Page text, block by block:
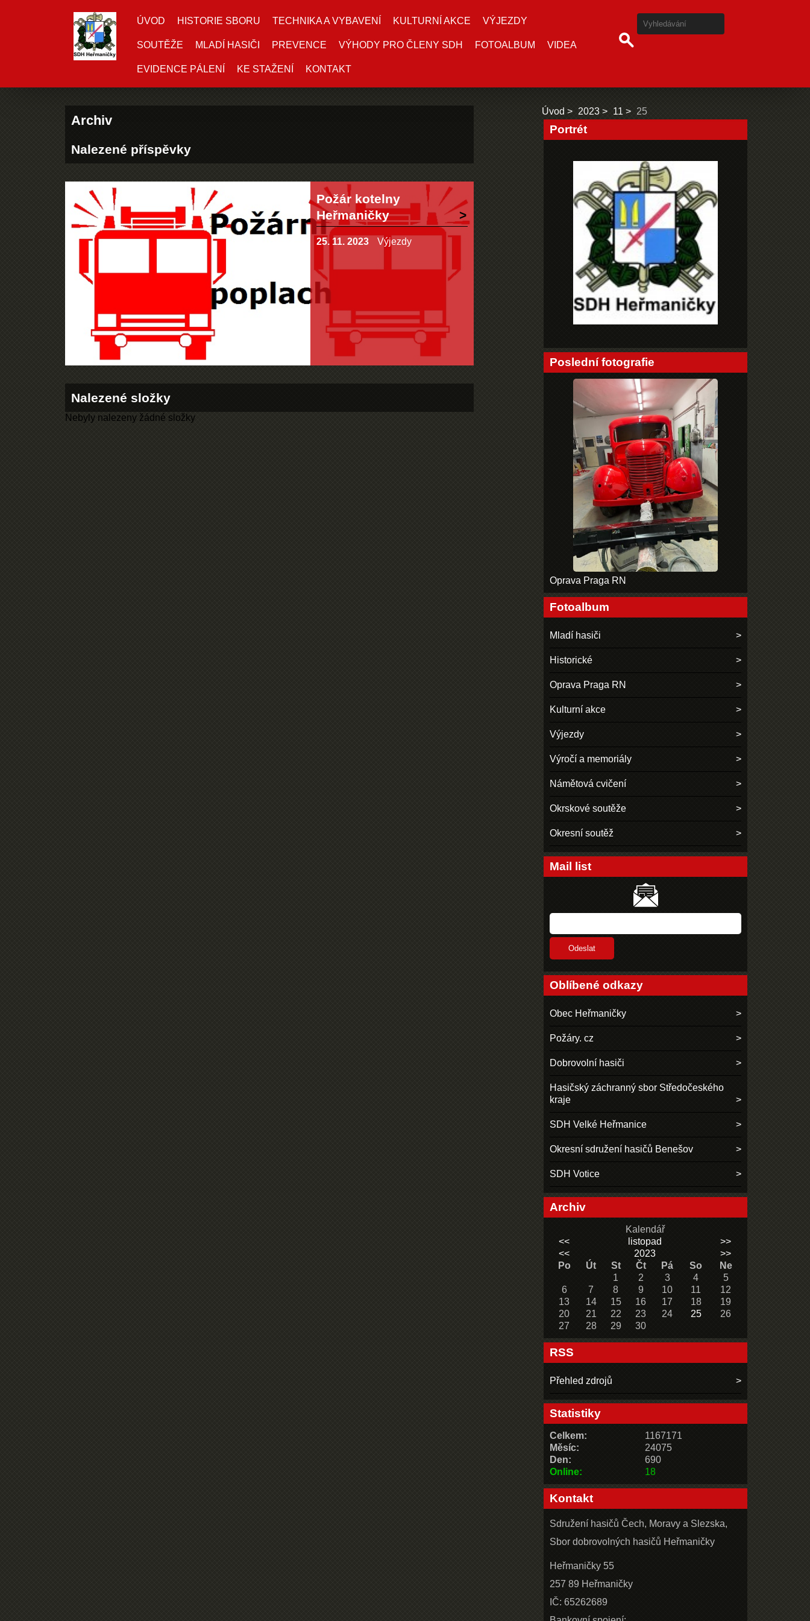
ÚVOD HISTORIE SBORU TECHNIKA A VYBAVENÍ KULTURNÍ AKCE VÝJEZDY
SOUTĚŽE MLADÍ HASIČI PREVENCE VÝHODY PRO ČLENY SDH FOTOALBUM VIDEA
EVIDENCE PÁLENÍ KE STAŽENÍ KONTAKT
Archiv
Nalezené příspěvky
Požár kotelny
Heřmaničky
25. 11. 2023 Výjezdy
Nalezené složky
Nebyly nalezeny žádné složky
Úvod 2023 11 25
Portrét
Poslední fotografie
Oprava Praga RN
Fotoalbum
Mladí hasiči
Historické
Oprava Praga RN
Kulturní akce
Výjezdy
Výročí a memoriály
Námětová cvičení
Okrskové soutěže
Okresní soutěž
Mail list
Oblíbené odkazy
Obec Heřmaničky
Požáry. cz
Dobrovolní hasiči
Hasičský záchranný sbor Středočeského
kraje
SDH Velké Heřmanice
Okresní sdružení hasičů Benešov
SDH Votice
Archiv
Kalendář
<<
listopad
>>
<<
2023
>>
Po
Út St Čt Pá So
Ne
1
2 3 4
5
6
7 8 9 10 11
12
13
14 15 16 17 18
19
20
21 22 23 24 25
26
27
28 29 30
RSS
Přehled zdrojů
Statistiky
Online: 18
Celkem:
1167171
Měsíc:
24075
Den:
690
Kontakt
Sdružení hasičů Čech, Moravy a Slezska,
Sbor dobrovolných hasičů Heřmaničky
Heřmaničky 55
257 89 Heřmaničky
IČ: 65262689